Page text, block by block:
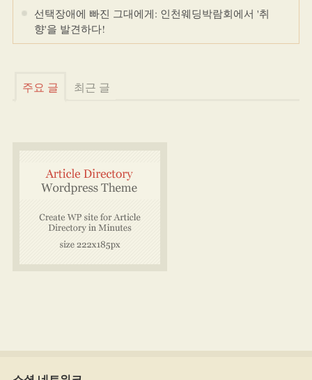
선택장애에 빠진 그대에게: 인천웨딩박람회에서 '취
향'을 발견하다!
주요 글 최근 글